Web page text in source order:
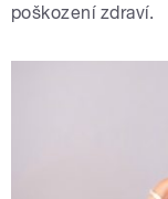
poškození zdraví.